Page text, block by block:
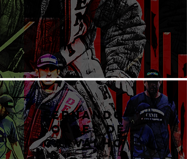
FERNANDO
SOARES DE
CARVALHO